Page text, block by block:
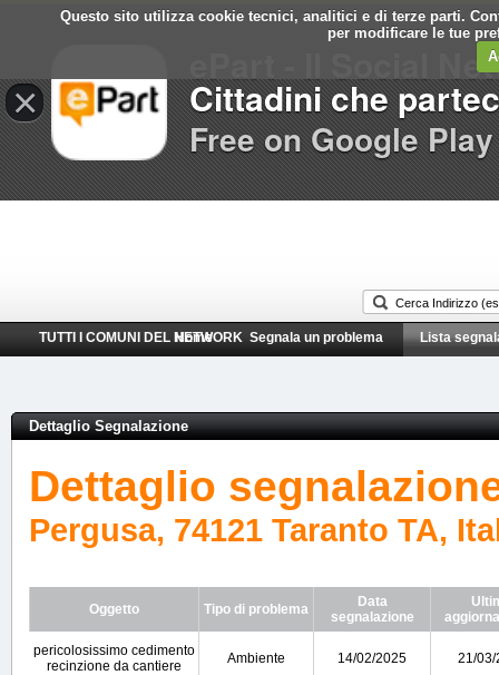
Questo sito utilizza cookie tecnici, analitici e di terze parti.
per modificare le tue
TUTTI I COMUNI DEL NETWORK
Home Segnala un problema Lista
Dettaglio Segnalazione
Dettaglio
Pergusa, 74121 Taranto TA,
Oggetto Tipo di problema
Data
segnalazione
pericolosissimo cedimento
recinzione da cantiere
Ambiente 14/02/2025 21/03/
×
ePart - Il Social
Cittadini che
Free on Google Play